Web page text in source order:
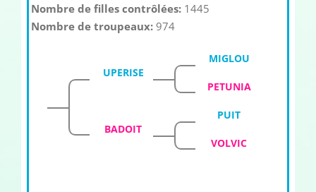
Nombre de filles contrôlées: 1445
Nombre de troupeaux:974
UPERISE
MIGLOU
PETUNIA
BADOIT
PUIT
VOLVIC